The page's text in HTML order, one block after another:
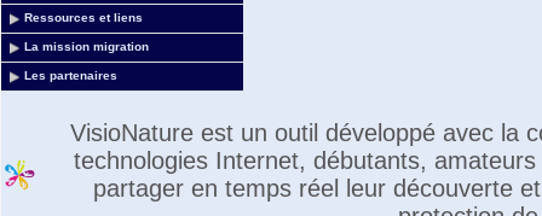
Ressources et liens
La mission migration
Les partenaires
VisioNature est un outil développé avec la
technologies Internet, débutants,
partager en temps réel leur découverte